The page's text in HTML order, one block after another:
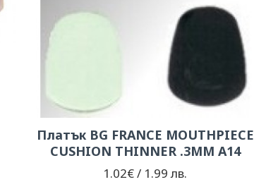
Платък BG FRANCE MOUTHPIECE
CUSHION THINNER .3MM A14
1.02€ / 1.99 лв.